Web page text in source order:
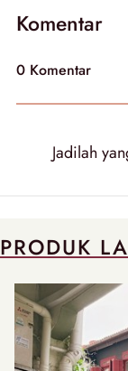
Komentar
0 Komentar
Jadilah
PRODUK